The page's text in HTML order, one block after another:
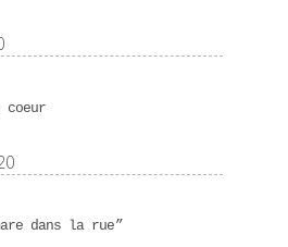
coeur
dans la rue”